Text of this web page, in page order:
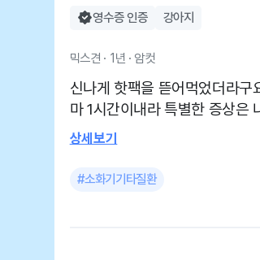
영수증 인증 강아지
믹스견 · 1년 · 암컷
신나게 핫팩을 뜯어먹었더라구
마 1시간이내라 특별한 증상은
토유도제를 맞고 구토를 바로
식사료를 구입했습니다 우선 응급상황이였기에 가자마자 구토유도쥬사
상세보기
#소화기기타질환